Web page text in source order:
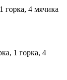
горка, 4 мячика
1 горка, 4